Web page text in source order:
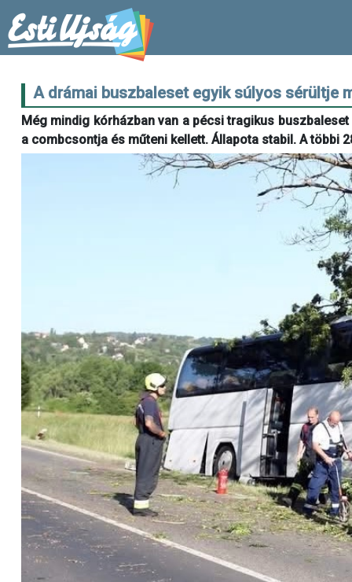
A drámai buszbaleset egyik súlyos sérültje
Még mindig kórházban van a pécsi tragikus
a combcsontja és műteni kellett. Állapota stabil. A többi